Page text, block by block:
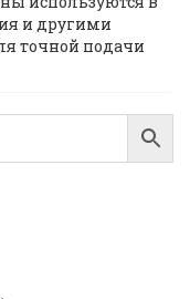
и другими
точной подачи